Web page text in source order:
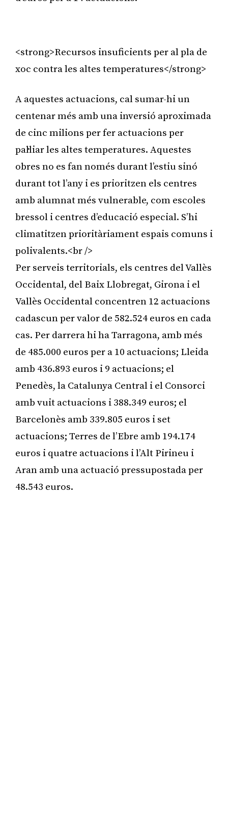
<strong>Recursos insuficients per al pla de
xoc contra les altes temperatures</strong>
A aquestes actuacions, cal sumar-hi un
centenar més amb una inversió aproximada
de cinc milions per fer actuacions per
pal·liar les altes temperatures. Aquestes
obres no es fan només durant l’estiu sinó
durant tot l’any i es prioritzen els centres
amb alumnat més vulnerable, com escoles
bressol i centres d’educació especial. S’hi
climatitzen prioritàriament espais comuns i
polivalents.<br />
Per serveis territorials, els centres del Vallès
Occidental, del Baix Llobregat, Girona i el
Vallès Occidental concentren 12 actuacions
cadascun per valor de 582.524 euros en cada
cas. Per darrera hi ha Tarragona, amb més
de 485.000 euros per a 10 actuacions; Lleida
amb 436.893 euros i 9 actuacions; el
Penedès, la Catalunya Central i el Consorci
amb vuit actuacions i 388.349 euros; el
Barcelonès amb 339.805 euros i set
actuacions; Terres de l’Ebre amb 194.174
euros i quatre actuacions i l’Alt Pirineu i
Aran amb una actuació pressupostada per
48.543 euros.